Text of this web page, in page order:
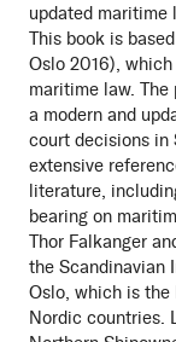
updated maritime
This book is
Oslo 2016),
maritime law.
a modern and
court decisions in
extensive
literature,
bearing on
Thor Falkanger
the Scandinavian
Oslo, which is
Nordic countries.